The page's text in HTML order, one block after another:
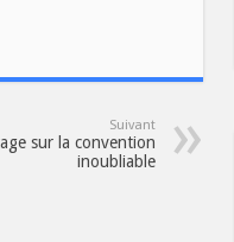
Suivant
sur la convention
inoubliable